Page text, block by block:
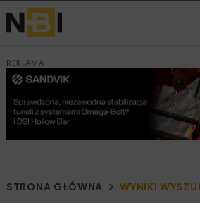
REKLAMA
STRONA GŁÓWNA WYNIKI